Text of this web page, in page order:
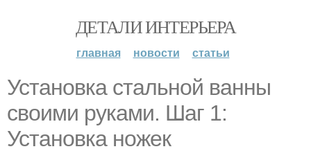
ДЕТАЛИ ИНТЕРЬЕРА
главная новости статьи
Установка стальной ванны
своими руками. Шаг 1:
Установка ножек